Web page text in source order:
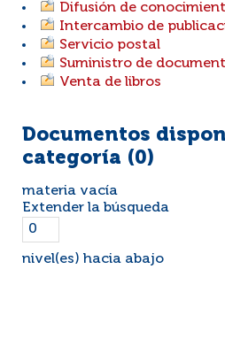
Difusión de
Intercambio de
Servicio postal
Suministro de
Venta de libros
Documentos
categoría (0)
materia vacía
Extender la búsqueda
nivel(es) hacia abajo